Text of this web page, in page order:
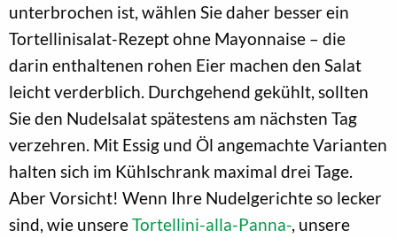
unterbrochen ist, wählen Sie daher besser ein
Tortellinisalat-Rezept ohne Mayonnaise – die
darin enthaltenen rohen Eier machen den Salat
leicht verderblich. Durchgehend gekühlt, sollten
Sie den Nudelsalat spätestens am nächsten Tag
verzehren. Mit Essig und Öl angemachte Varianten
halten sich im Kühlschrank maximal drei Tage.
Aber Vorsicht! Wenn Ihre Nudelgerichte so lecker
sind, wie unsereTortellini-alla-Panna-, unsere